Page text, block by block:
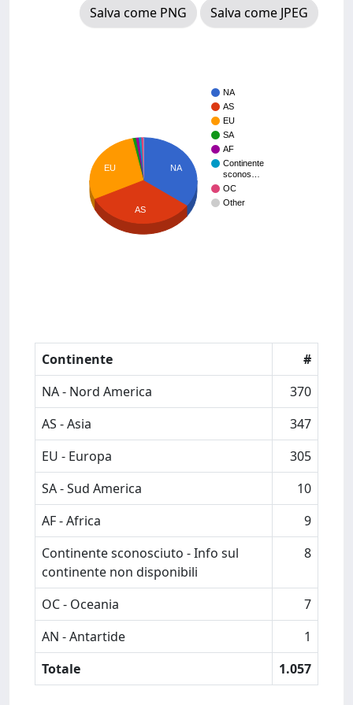
Salva come PNG
Salva come JPEG
NA
AS
EU
SA
AF
Continente
sconos…
OC
Other
NA
EU
AS
Continente
#
NA - Nord America
370
AS - Asia
347
EU - Europa
305
SA - Sud America
10
AF - Africa
9
Continente sconosciuto - Info sul
continente non disponibili
8
OC - Oceania
7
AN - Antartide
1
Totale
1.057